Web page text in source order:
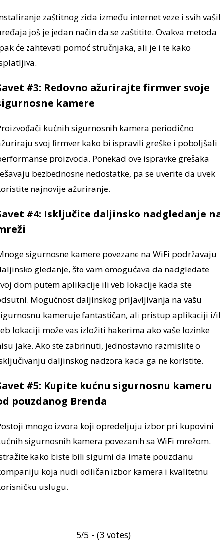
zaštitnog zida između internet veze i svih
još je jedan način da se zaštitite. Ovakva metoda
će zahtevati pomoć stručnjaka, ali je i te kako
#3: Redovno ažurirajte firmver svoje
kamere
kućnih sigurnosnih kamera periodično
svoj firmver kako bi ispravili greške i poboljšali
proizvoda. Ponekad ove ispravke grešaka
bezbednosne nedostatke, pa se uverite da uvek
najnovije ažuriranje.
#4: Isključite daljinsko nadgledanje
sigurnosne kamere povezane na WiFi podržavaju
gledanje, što vam omogućava da nadgledate
dom putem aplikacije ili veb lokacije kada ste
Mogućnost daljinskog prijavljivanja na vašu
kameruje fantastičan, ali pristup aplikaciji i/
lokaciji može vas izložiti hakerima ako vaše lozinke
jake. Ako ste zabrinuti, jednostavno razmislite o
daljinskog nadzora kada ga ne koristite.
#5: Kupite kućnu sigurnosnu kameru
pouzdanog Brenda
mnogo izvora koji opredeljuju izbor pri kupovini
sigurnosnih kamera povezanih sa WiFi mrežom.
kako biste bili sigurni da imate pouzdanu
koja nudi odličan izbor kamera i kvalitetnu
uslugu.
5/5 - (3 votes)